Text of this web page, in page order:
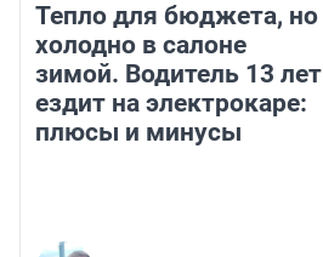
Тепло для бюджета, но
холодно в салоне
зимой. Водитель 13 лет
ездит на электрокаре:
плюсы и минусы